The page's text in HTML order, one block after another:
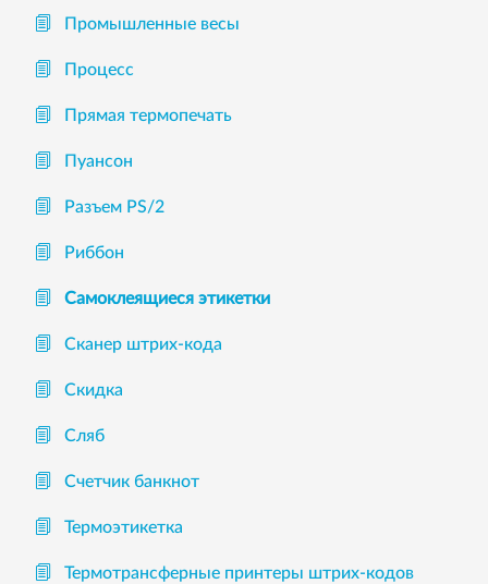
Промышленные весы
Процесс
Прямая термопечать
Пуансон
Разъем PS/2
Риббон
Самоклеящиеся этикетки
Сканер штрих-кода
Скидка
Сляб
Счетчик банкнот
Термоэтикетка
Термотрансферные принтеры штрих-кодов